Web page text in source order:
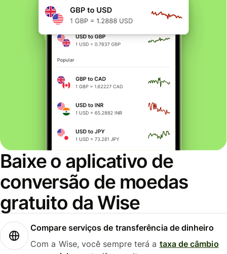
Baixe o aplicativo de
conversão de moedas
gratuito da Wise
Compare serviços de transferência de dinheiro
Com a Wise, você sempre terá a taxa de câmbio